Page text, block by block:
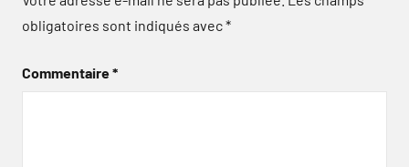
obligatoires sont indiqués avec*
Commentaire*